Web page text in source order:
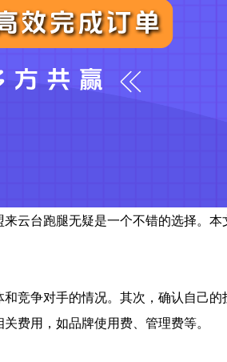
云台跑腿无疑是一个不错的选择。
竞争对手的情况。其次，确认自己
费用，如品牌使用费、管理费等。